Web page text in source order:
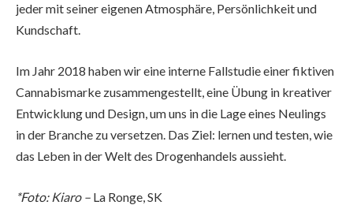
jeder mit seiner eigenen Atmosphäre, Persönlichkeit und
Kundschaft.
Im Jahr 2018 haben wir eine interne Fallstudie einer fiktiven
Cannabismarke zusammengestellt, eine Übung in kreativer
Entwicklung und Design, um uns in die Lage eines Neulings
in der Branche zu versetzen. Das Ziel: lernen und testen, wie
das Leben in der Welt des Drogenhandels aussieht.
*Foto:Kiaro – La Ronge, SK